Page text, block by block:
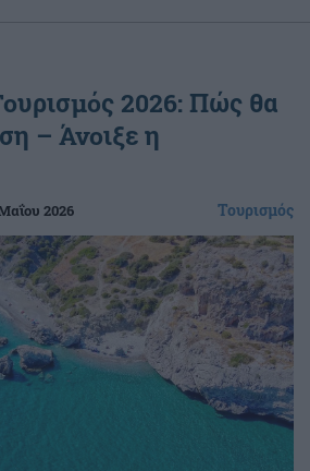
2026: Πώς θα
– Άνοιξε η
2026 Τουρισμός